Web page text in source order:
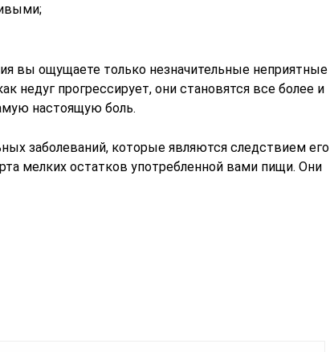
вы ощущаете только незначительные неприятные
недуг прогрессирует, они становятся все более и
настоящую боль.
заболеваний, которые являются следствием его
мелких остатков употребленной вами пищи. Они